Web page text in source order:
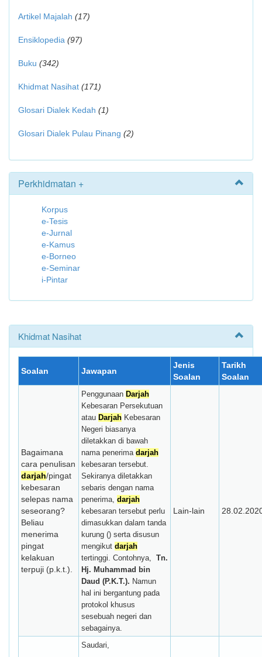
Artikel Majalah (17)
Ensiklopedia (97)
Buku (342)
Khidmat Nasihat (171)
Glosari Dialek Kedah (1)
Glosari Dialek Pulau Pinang (2)
Perkhidmatan +
Korpus
e-Tesis
e-Jurnal
e-Kamus
e-Borneo
e-Seminar
i-Pintar
Khidmat Nasihat
Soalan Jawapan
Jenis
Soalan
Tarikh
Soalan
Bagaimana
cara penulisan
darjah/pingat
kebesaran
selepas nama
seseorang?
Beliau
menerima
pingat
kelakuan
terpuji (p.k.t.).
Penggunaan Darjah
Kebesaran Persekutuan
atau Darjah Kebesaran
Negeri biasanya
diletakkan di bawah
nama penerima darjah
kebesaran tersebut.
Sekiranya diletakkan
sebaris dengan nama
penerima, darjah
kebesaran tersebut perlu
dimasukkan dalam tanda
kurung () serta disusun
mengikut darjah
tertinggi. Contohnya, Tn.
Hj. Muhammad bin
Daud (P.K.T.). Namun
hal ini bergantung pada
protokol khusus
sesebuah negeri dan
sebagainya.
Lain-lain
Saudari,